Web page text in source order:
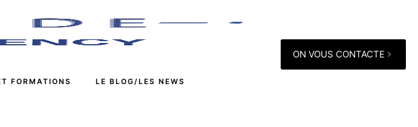
FORMATIONS LE BLOG/LES NEWS
ON VOUS CONTACTE